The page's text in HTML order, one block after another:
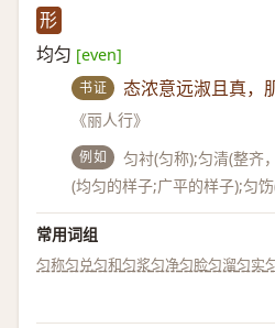
形
均匀 [even]
书证 态浓意远淑且真，
《丽人行》
例如
匀衬(匀称);匀清(整齐
(均匀的样子;广平的样子);匀
常用词组
匀称匀兑匀和匀浆匀净匀脸匀溜匀实